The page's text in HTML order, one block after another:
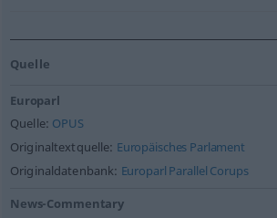
Quelle
Europarl
Quelle: OPUS
Originaltextquelle: Europäisches Parlament
Originaldatenbank: Europarl Parallel Corups
News-Commentary